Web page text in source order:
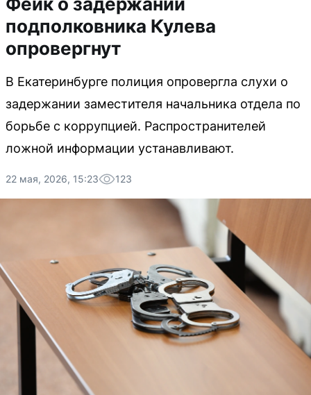
подполковника Кулева
опровергнут
В Екатеринбурге полиция опровергла слухи о
задержании заместителя начальника отдела по
борьбе с коррупцией. Распространителей
ложной информации устанавливают.
22 мая, 2026, 15:23 123